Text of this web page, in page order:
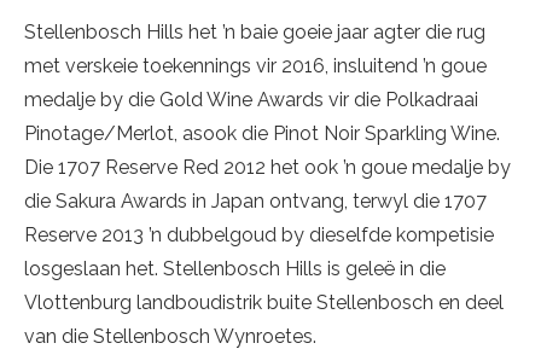
Stellenbosch Hills het ’n baie goeie jaar agter die rug
met verskeie toekennings vir 2016, insluitend ’n goue
medalje by die Gold Wine Awards vir die Polkadraai
Pinotage/Merlot, asook die Pinot Noir Sparkling Wine.
Die 1707 Reserve Red 2012 het ook ’n goue medalje by
die Sakura Awards in Japan ontvang, terwyl die 1707
Reserve 2013 ’n dubbelgoud by dieselfde kompetisie
losgeslaan het. Stellenbosch Hills is geleë in die
Vlottenburg landboudistrik buite Stellenbosch en deel
van die Stellenbosch Wynroetes.